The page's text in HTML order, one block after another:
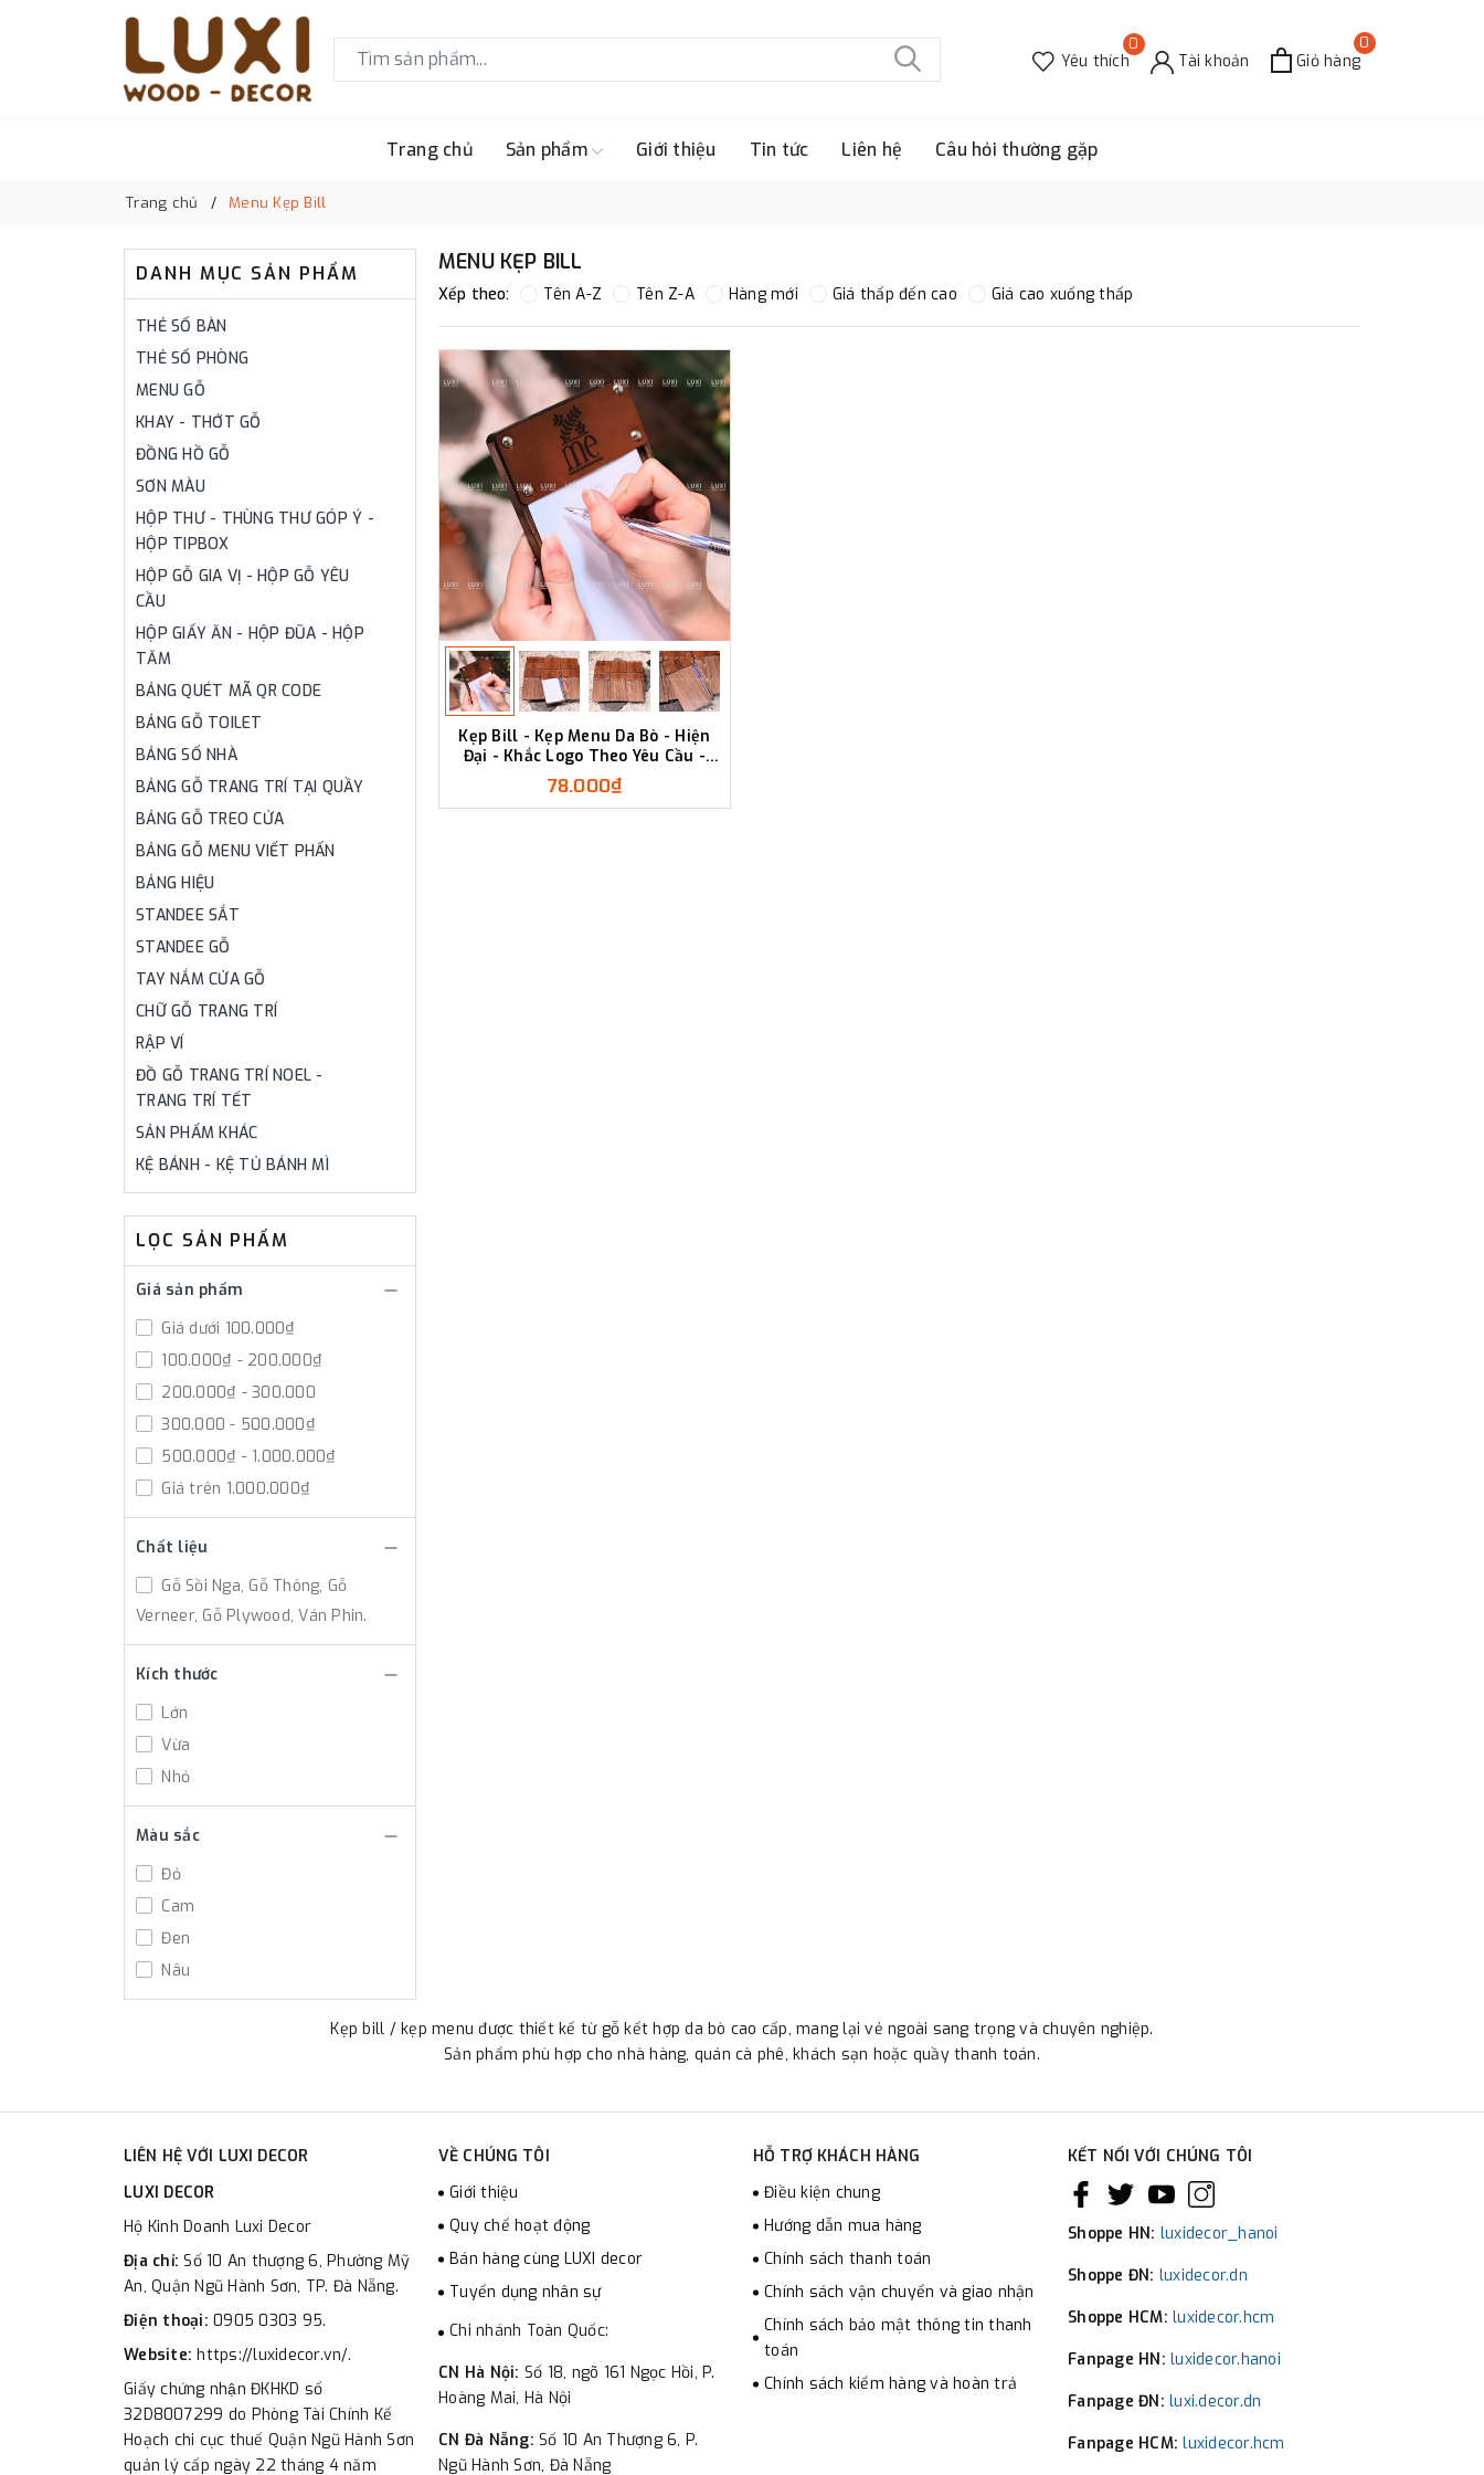
0
Yêu thích Tài khoản
0
Giỏ hàng
Trang chủ Sản phẩm Giới thiệu Tin tức Liên hệ Câu hỏi thường gặp
Trang chủ Menu Kẹp Bill
DANH MỤC SẢN PHẨM
THẺ SỐ BÀN
THẺ SỐ PHÒNG
MENU GỖ
KHAY - THỚT GỖ
ĐỒNG HỒ GỖ
SƠN MÀU
HỘP THƯ - THÙNG THƯ GÓP Ý -
HỘP TIPBOX
HỘP GỖ GIA VỊ - HỘP GỖ YÊU
CẦU
HỘP GIẤY ĂN - HỘP ĐŨA - HỘP
TĂM
BẢNG QUÉT MÃ QR CODE
BẢNG GỖ TOILET
BẢNG SỐ NHÀ
BẢNG GỖ TRANG TRÍ TẠI QUẦY
BẢNG GỖ TREO CỬA
BẢNG GỖ MENU VIẾT PHẤN
BẢNG HIỆU
STANDEE SẮT
STANDEE GỖ
TAY NẮM CỬA GỖ
CHỮ GỖ TRANG TRÍ
RẬP VÍ
ĐỒ GỖ TRANG TRÍ NOEL -
TRANG TRÍ TẾT
SẢN PHẨM KHÁC
KỆ BÁNH - KỆ TỦ BÁNH MÌ
LỌC SẢN PHẨM
Giá sản phẩm
Giá dưới 100.000₫
100.000₫ - 200.000₫
200.000₫ - 300.000
300.000 - 500.000₫
500.000₫ - 1.000.000₫
Giá trên 1.000.000₫
Chất liệu
Gỗ Sồi Nga, Gỗ Thông, Gỗ
Verneer, Gỗ Plywood, Ván Phin.
Kích thước
Lớn
Vừa
Nhỏ
Màu sắc
Đỏ
Cam
Đen
Nâu
MENU KẸP BILL
Xếp theo: Tên A-Z Tên Z-A Hàng mới Giá thấp đến cao Giá cao xuống thấp
Kẹp Bill - Kẹp Menu Da Bò - Hiện
Đại - Khắc Logo Theo Yêu Cầu -
LUXI DECOR
78.000₫
Kẹp bill / kẹp menu được thiết kế từ gỗ kết hợp da bò cao cấp, mang lại vẻ ngoài sang trọng và chuyên nghiệp.
Sản phẩm phù hợp cho nhà hàng, quán cà phê, khách sạn hoặc quầy thanh toán.
LIÊN HỆ VỚI LUXI DECOR
LUXI DECOR
Hộ Kinh Doanh Luxi Decor
Địa chỉ: Số 10 An thượng 6, Phường Mỹ
An, Quận Ngũ Hành Sơn, TP. Đà Nẵng.
Điện thoại: 0905 0303 95.
Website: https://luxidecor.vn/.
Giấy chứng nhận ĐKHKD số
32D8007299 do Phòng Tài Chính Kế
Hoạch chi cục thuế Quận Ngũ Hành Sơn
quản lý cấp ngày 22 tháng 4 năm
VỀ CHÚNG TÔI
Giới thiệu
Quy chế hoạt động
Bán hàng cùng LUXI decor
Tuyển dụng nhân sự
Chi nhánh Toàn Quốc:
CN Hà Nội: Số 18, ngõ 161 Ngọc Hồi, P.
Hoàng Mai, Hà Nội
CN Đà Nẵng: Số 10 An Thượng 6, P.
Ngũ Hành Sơn, Đà Nẵng
HỖ TRỢ KHÁCH HÀNG
Điều kiện chung
Hướng dẫn mua hàng
Chính sách thanh toán
Chính sách vận chuyển và giao nhận
Chính sách bảo mật thông tin thanh
toán
Chính sách kiểm hàng và hoàn trả
KẾT NỐI VỚI CHÚNG TÔI
Shoppe HN: luxidecor_hanoi
Shoppe ĐN: luxidecor.dn
Shoppe HCM: luxidecor.hcm
Fanpage HN: luxidecor.hanoi
Fanpage ĐN: luxi.decor.dn
Fanpage HCM:luxidecor.hcm